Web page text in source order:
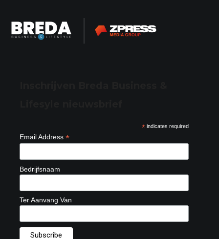
*indicates required
Email Address *
Bedrijfsnaam
Ter Aanvang Van